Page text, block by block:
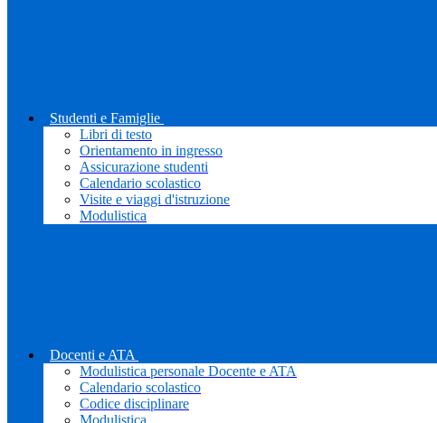
Studenti e Famiglie
Libri di testo
Orientamento in ingresso
Assicurazione studenti
Calendario scolastico
Visite e viaggi d'istruzione
Modulistica
Docenti e ATA
Modulistica personale Docente e ATA
Calendario scolastico
Codice disciplinare